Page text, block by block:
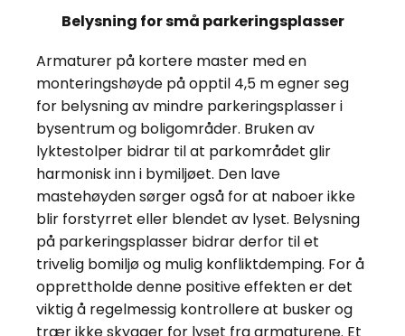
Belysning for små parkeringsplasser
Armaturer på kortere master med en
monteringshøyde på opptil 4,5 m egner seg
for belysning av mindre parkeringsplasser i
bysentrum og boligområder. Bruken av
lyktestolper bidrar til at parkområdet glir
harmonisk inn i bymiljøet. Den lave
mastehøyden sørger også for at naboer ikke
blir forstyrret eller blendet av lyset. Belysning
på parkeringsplasser bidrar derfor til et
trivelig bomiljø og mulig konfliktdemping. For å
opprettholde denne positive effekten er det
viktig å regelmessig kontrollere at busker og